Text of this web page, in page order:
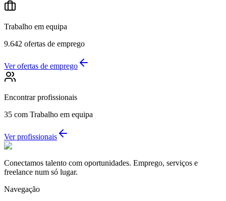
Trabalho em equipa
9.642 ofertas de emprego
Ver ofertas de emprego
Encontrar profissionais
35 com Trabalho em equipa
Ver profissionais
Conectamos talento com oportunidades. Emprego, serviços e
freelance num só lugar.
Navegação